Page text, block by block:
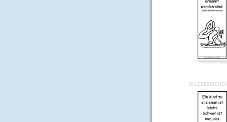
28-